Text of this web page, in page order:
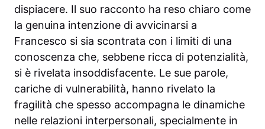
dispiacere. Il suo racconto ha reso chiaro come
la genuina intenzione di avvicinarsi a
Francesco si sia scontrata con i limiti di una
conoscenza che, sebbene ricca di potenzialità,
si è rivelata insoddisfacente. Le sue parole,
cariche di vulnerabilità, hanno rivelato la
fragilità che spesso accompagna le dinamiche
nelle relazioni interpersonali, specialmente in